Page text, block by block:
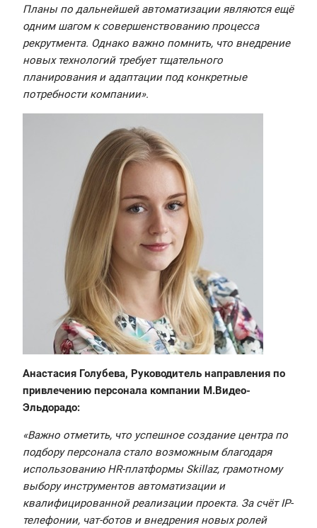
Планы по дальнейшей автоматизации являются ещё
одним шагом к совершенствованию процесса
рекрутмента. Однако важно помнить, что внедрение
новых технологий требует тщательного
планирования и адаптации под конкретные
потребности компании».
Анастасия Голубева, Руководитель направления по
привлечению персонала компании М.Видео-
Эльдорадо:
«Важно отметить, что успешное создание центра по
подбору персонала стало возможным благодаря
использованию HR-платформы Skillaz, грамотному
выбору инструментов автоматизации и
квалифицированной реализации проекта. За счёт IP-
телефонии, чат-ботов и внедрения новых ролей